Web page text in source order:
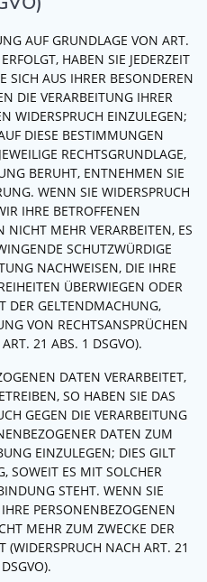
AUF GRUNDLAGE VON ART.
HABEN SIE JEDERZEIT
SICH AUS IHRER BESONDEREN
DIE VERARBEITUNG IHRER
WIDERSPRUCH EINZULEGEN;
DIESE BESTIMMUNGEN
RECHTSGRUNDLAGE,
BERUHT, ENTNEHMEN SIE
WENN SIE WIDERSPRUCH
IHRE BETROFFENEN
NICHT MEHR VERARBEITEN, ES
SCHUTZWÜRDIGE
NACHWEISEN, DIE IHRE
ÜBERWIEGEN ODER
DER GELTENDMACHUNG,
VON RECHTSANSPRÜCHEN
21 ABS. 1 DSGVO).
DATEN VERARBEITET,
SO HABEN SIE DAS
GEGEN DIE VERARBEITUNG
DATEN ZUM
EINZULEGEN; DIES GILT
SOWEIT ES MIT SOLCHER
STEHT. WENN SIE
PERSONENBEZOGENEN
MEHR ZUM ZWECKE DER
(WIDERSPRUCH NACH ART. 21